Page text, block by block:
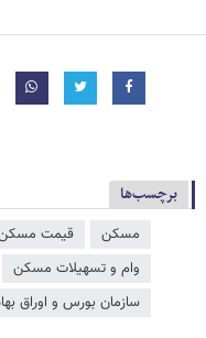
برچسب‌ها
مسکن قیمت
وام و تسهیلات مسکن
سازمان بورس و اوراق